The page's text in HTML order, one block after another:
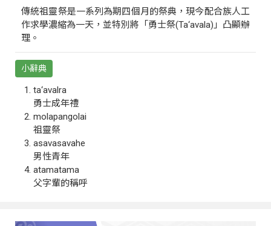
傳統祖靈祭是一系列為期四個月的祭典，現今配合族人工
作求學濃縮為一天，並特別將「勇士祭(Ta‘avala)」凸顯辦
理。
小辭典
ta‘avalra
勇士成年禮
molapangolai
祖靈祭
asavasavahe
男性青年
atamatama
父字輩的稱呼